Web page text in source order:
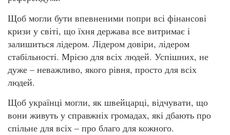
Щоб могли бути впевненими попри всі фінансові
кризи у світі, що їхня держава все витримає і
залишиться лідером. Лідером довіри, лідером
стабільності. Мрією для всіх людей. Успішних, не
дуже – неважливо, якого рівня, просто для всіх
людей.
Щоб українці могли, як швейцарці, відчувати, що
вони живуть у справжніх громадах, які дбають про
спільне для всіх – про благо для кожного.